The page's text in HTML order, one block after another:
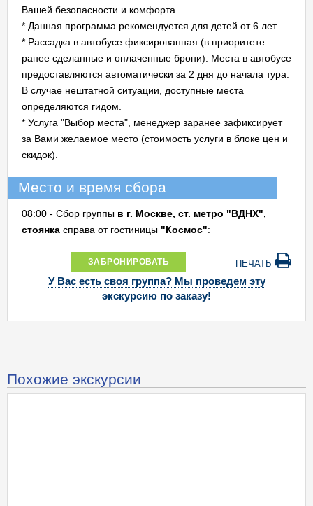
Вашей безопасности и комфорта.
* Данная программа рекомендуется для детей от 6 лет.
* Рассадка в автобусе фиксированная (в приоритете
ранее сделанные и оплаченные брони). Места в автобусе
предоставляются автоматически за 2 дня до начала тура.
В случае нештатной ситуации, доступные места
определяются гидом.
* Услуга "Выбор места", менеджер заранее зафиксирует
за Вами желаемое место (стоимость услуги в блоке цен и
скидок).
Место и время сбора
08:00 - Сбор группы в г. Москве, ст. метро "ВДНХ",
стоянка справа от гостиницы "Космос":
ЗАБРОНИРОВАТЬ ПЕЧАТЬ
У Вас есть своя группа? Мы проведем эту
экскурсию по заказу!
Похожие экскурсии